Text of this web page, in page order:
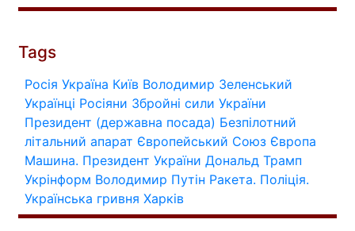
Tags
Росія Україна Київ Володимир Зеленський
Українці Росіяни Збройні сили України
Президент (державна посада) Безпілотний
літальний апарат Європейський Союз Європа
Машина. Президент України Дональд Трамп
Укрінформ Володимир Путін Ракета. Поліція.
Українська гривня Харків